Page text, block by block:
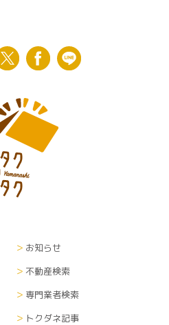
を目的とした各種調査、
ング、統計データの作成
提供は、退会により中止
護のため、利用者の了解
開示することはありませ
人情報（あらゆる媒体形
等のないよう適切に管理
。また、登録者がサイト掲
お知らせ
不動産検索
専門業者検索
トクダネ記事